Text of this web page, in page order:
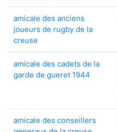
amicale des anciens
joueurs de rugby de la
creuse
amicale des cadets de la
garde de gueret 1944
amicale des conseillers